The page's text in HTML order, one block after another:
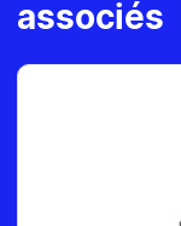
associés